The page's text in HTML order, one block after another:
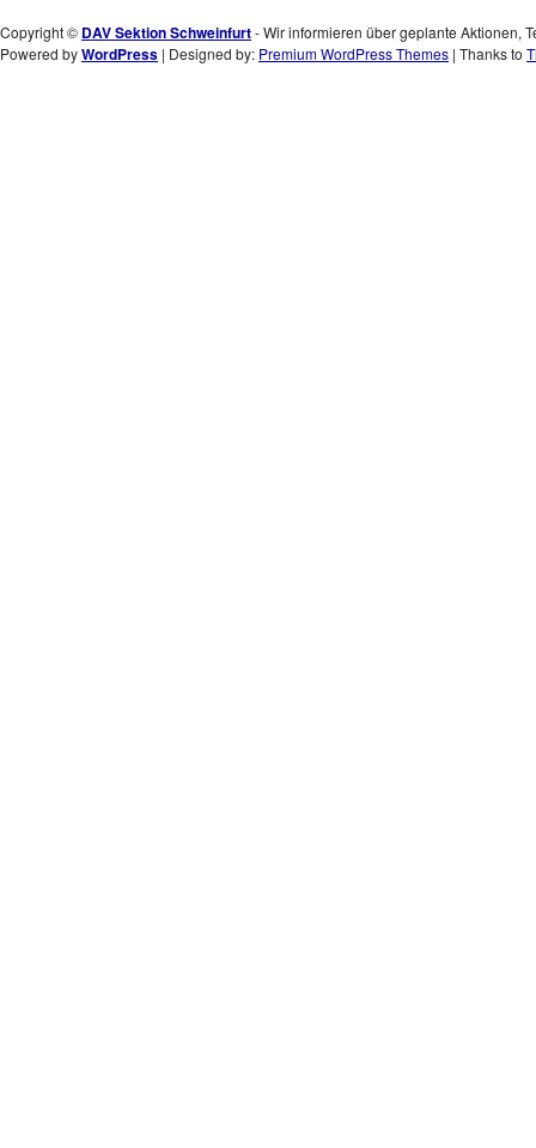
Copyright © DAV Sektion Schweinfurt- Wir informieren über geplante Aktionen,
Powered byWordPress | Designed by: Premium WordPress Themes | Thanks to